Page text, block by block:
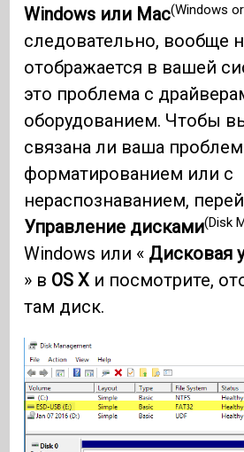
Windows или Mac(Windows
следовательно, вообще
отображается в вашей
это проблема с
оборудованием. Чтобы
связана ли ваша
форматированием или с
нераспознаванием,
Управление дисками(Disk
Windows или « Дисковая
» в OS X и посмотрите,
там диск.